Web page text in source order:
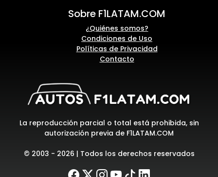
Sobre F1LATAM.COM
¿Quiénes somos?
Condiciones de Uso
Políticas de Privacidad
Contacto
La reproducción parcial o total está prohibida, sin
autorización previa de F1LATAM.COM
© 2003 - 2026 | Todos los derechos reservados